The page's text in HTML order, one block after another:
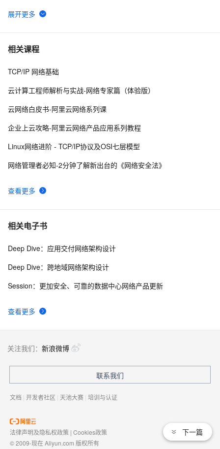
6 谈谈 Docker Volume 之权限管理（一）
7 使用阿里云容器服务Jenkins 2.0实现持续集成之
8 理解Docker容器的进程管理
微服务应用
10使用Delve进行Golang代码的调试
相关课程
查看更多
TCP/IP 网络基础
云计算工程师解析与实战-网络专家篇（体验版）
云网络白皮书-阿里云网络系列课
企业上云攻略-阿里云网络产品应用系列教程
Linux网络进阶 - TCP/IP协议及OSI七层模型
网络管理者必知-2分钟了解新出台的《网络安全法》
相关电子书
查看更多
Deep Dive：应用交付网络架构设计
Deep Dive：跨地域网络架构设计
Session：更加安全、可靠的数据中心网络产品更新
下一篇
关注我们： 新浪微博
联系我们
文档 | 开发者社区 | 天池大赛 | 培训与认证
法律声明及隐私权政策 | Cookies政策
© 2009-现在 Aliyun.com 版权所有